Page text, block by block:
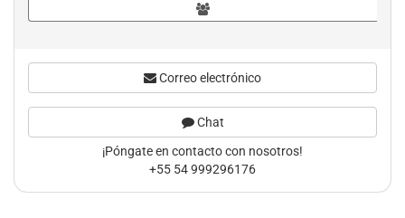
Correo electrónico
Chat
¡Póngate en contacto con nosotros!
+55 54 999296176